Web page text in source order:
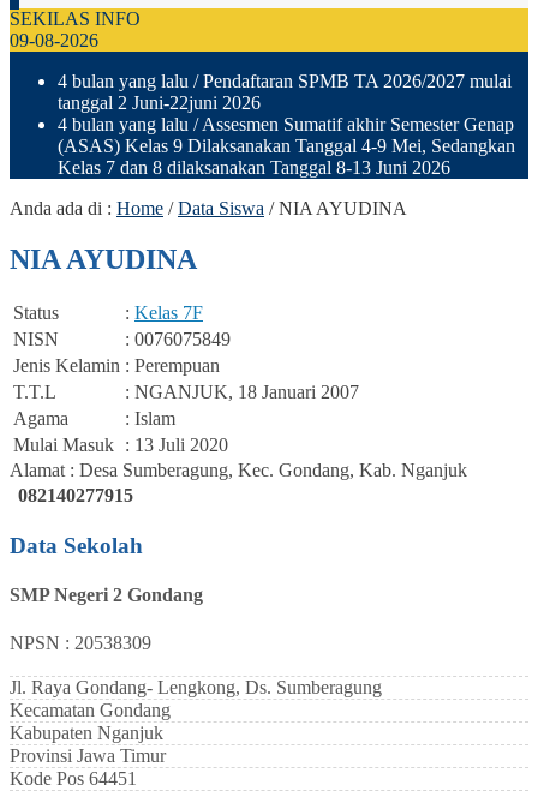
SEKILAS INFO
09-08-2026
4 bulan yang lalu / Pendaftaran SPMB TA 2026/2027 mulai
tanggal 2 Juni-22juni 2026
4 bulan yang lalu / Assesmen Sumatif akhir Semester Genap
(ASAS) Kelas 9 Dilaksanakan Tanggal 4-9 Mei, Sedangkan
Kelas 7 dan 8 dilaksanakan Tanggal 8-13 Juni 2026
Anda ada di : Home /Data Siswa /NIA AYUDINA
NIA AYUDINA
Status : Kelas 7F
NISN
: 0076075849
Jenis Kelamin : Perempuan
T.T.L
: NGANJUK, 18 Januari 2007
Agama
: Islam
Mulai Masuk : 13 Juli 2020
Alamat : Desa Sumberagung, Kec. Gondang, Kab. Nganjuk
082140277915
Data Sekolah
SMP Negeri 2 Gondang
NPSN : 20538309
Jl. Raya Gondang- Lengkong, Ds. Sumberagung
Kecamatan Gondang
Kabupaten Nganjuk
Provinsi Jawa Timur
Kode Pos 64451